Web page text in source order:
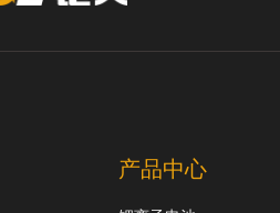
产品中心